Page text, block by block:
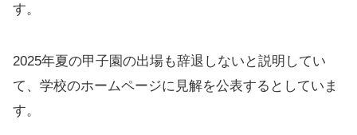
す。
2025年夏の甲子園の出場も辞退しないと説明してい
て、学校のホームページに見解を公表するとしていま
す。